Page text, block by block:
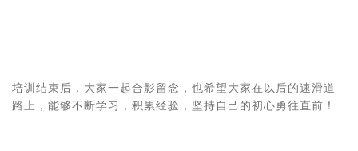
培训结束后，大家一起合影留念，也希望大家在以后的速滑道
路上，能够不断学习，积累经验，坚持自己的初心勇往直前！